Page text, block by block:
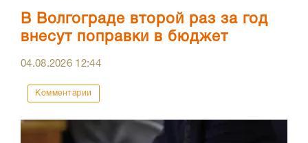
В Волгограде второй раз за год
внесут поправки в бюджет
04.08.2026 12:44
Комментарии